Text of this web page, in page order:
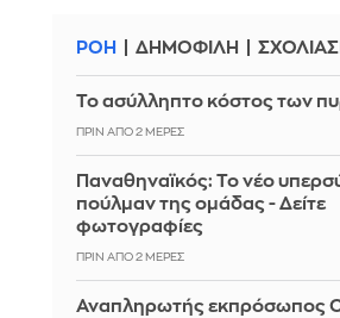
ΡΟΗ ΔΗΜΟΦΙΛΗ
Το ασύλληπτο κόστος των
ΠΡΙΝ ΑΠΌ 2 ΜΈΡΕΣ
Παναθηναϊκός: Το νέο
πούλμαν της ομάδας - Δείτε
φωτογραφίες
ΠΡΙΝ ΑΠΌ 2 ΜΈΡΕΣ
Αναπληρωτής εκπρόσωπος